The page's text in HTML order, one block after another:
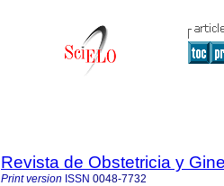
Revista de Obstetricia y
Print version ISSN 0048-7732